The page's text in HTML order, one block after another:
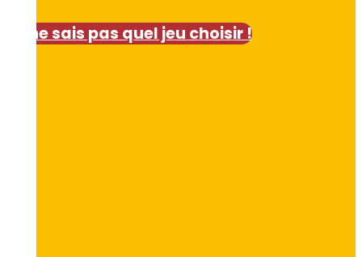
Je ne sais pas quel jeu choisir !